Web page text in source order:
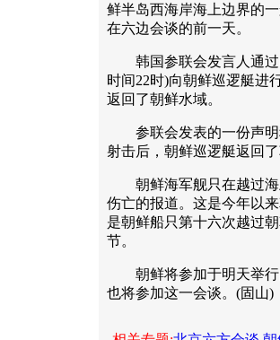
鲜半岛西海岸海上边界的
在六边会谈的前一天。
韩国参联会发言人通过
时间22时)向朝鲜巡逻艇进
返回了朝鲜水域。
参联会发表的一份声明
射击后，朝鲜巡逻艇返回
朝鲜海军舰只在越过海
伤亡的报道。这是今年以
是朝鲜船只第十六次越过
节。
朝鲜将参加于明天举行
也将参加这一会谈。(固山)